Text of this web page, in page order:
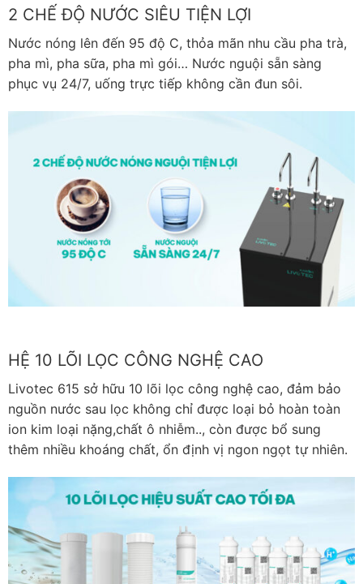
2 CHẾ ĐỘ NƯỚC SIÊU TIỆN LỢI
Nước nóng lên đến 95 độ C, thỏa mãn nhu cầu pha trà,
pha mì, pha sữa, pha mì gói… Nước nguội sẵn sàng
phục vụ 24/7, uống trực tiếp không cần đun sôi.
HỆ 10 LÕI LỌC CÔNG NGHỆ CAO
Livotec 615 sở hữu 10 lõi lọc công nghệ cao, đảm bảo
nguồn nước sau lọc không chỉ được loại bỏ hoàn toàn
ion kim loại nặng,chất ô nhiễm.., còn được bổ sung
thêm nhiều khoáng chất, ổn định vị ngon ngọt tự nhiên.